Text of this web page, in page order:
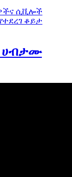
ሲቪሎች
ቆይታ
ሀብታሙ